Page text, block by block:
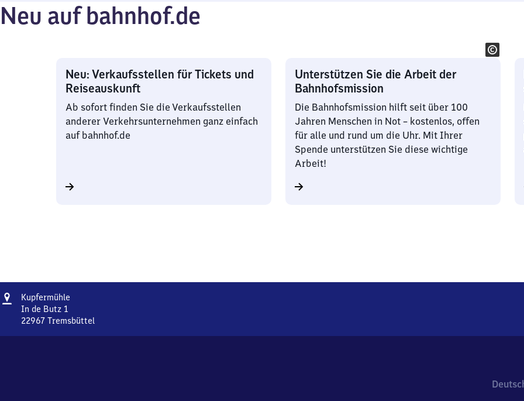
Neu auf bahnhof.de
Neu: Verkaufsstellen für Tickets und
Reiseauskunft
Ab sofort finden Sie die Verkaufsstellen
anderer Verkehrsunternehmen ganz einfach
auf bahnhof.de
Unterstützen Sie die Arbeit der
Bahnhofsmission
Die Bahnhofsmission hilft seit über 100
Jahren Menschen in Not – kostenlos, offen
für alle und rund um die Uhr. Mit Ihrer
Spende unterstützen Sie diese wichtige
Arbeit!
Adresse
Kupfermühle
In de Butz 1
22967 Tremsbüttel